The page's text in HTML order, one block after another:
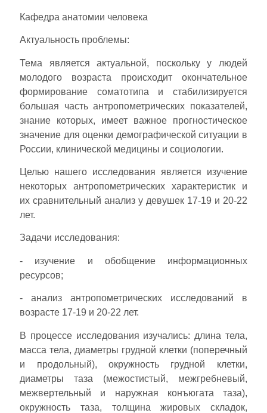
Кафедра анатомии человека
Актуальность проблемы:
Тема является актуальной, поскольку у людей
молодого возраста происходит окончательное
формирование соматотипа и стабилизируется
большая часть антропометрических показателей,
знание которых, имеет важное прогностическое
значение для оценки демографической ситуации в
России, клинической медицины и социологии.
Целью нашего исследования является изучение
некоторых антропометрических характеристик и
их сравнительный анализ у девушек 17-19 и 20-22
лет.
Задачи исследования:
- изучение и обобщение информационных
ресурсов;
- анализ антропометрических исследований в
возрасте 17-19 и 20-22 лет.
В процессе исследования изучались: длина тела,
масса тела, диаметры грудной клетки (поперечный
и продольный), окружность грудной клетки,
диаметры таза (межостистый, межгребневый,
межвертельный и наружная конъюгата таза),
окружность таза, толщина жировых складок,